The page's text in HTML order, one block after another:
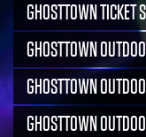
GHOSTTOWN TICKET
GHOSTTOWN
GHOSTTOWN
GHOSTTOWN